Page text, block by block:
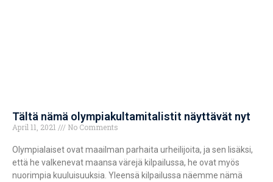
Tältä nämä olympiakultamitalistit näyttävät nyt
April 11, 2021 No Comments
Olympialaiset ovat maailman parhaita urheilijoita, ja sen lisäksi,
että he valkenevat maansa värejä kilpailussa, he ovat myös
nuorimpia kuuluisuuksia. Yleensä kilpailussa näemme nämä